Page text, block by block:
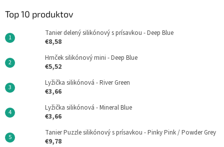
Top 10 produktov
Tanier delený silikónový s prísavkou - Deep Blue
€8,58
Hrnček silikónový mini - Deep Blue
€5,52
Lyžička silikónová - River Green
€3,66
Lyžička silikónová - Mineral Blue
€3,66
Tanier Puzzle silikónový s prísavkou - Pinky Pink / Powder Grey
€9,78